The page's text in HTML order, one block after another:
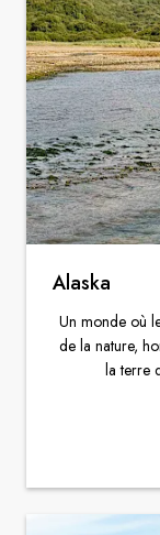
Norvège
Alaska
Un monde où
de la nature,
la terre